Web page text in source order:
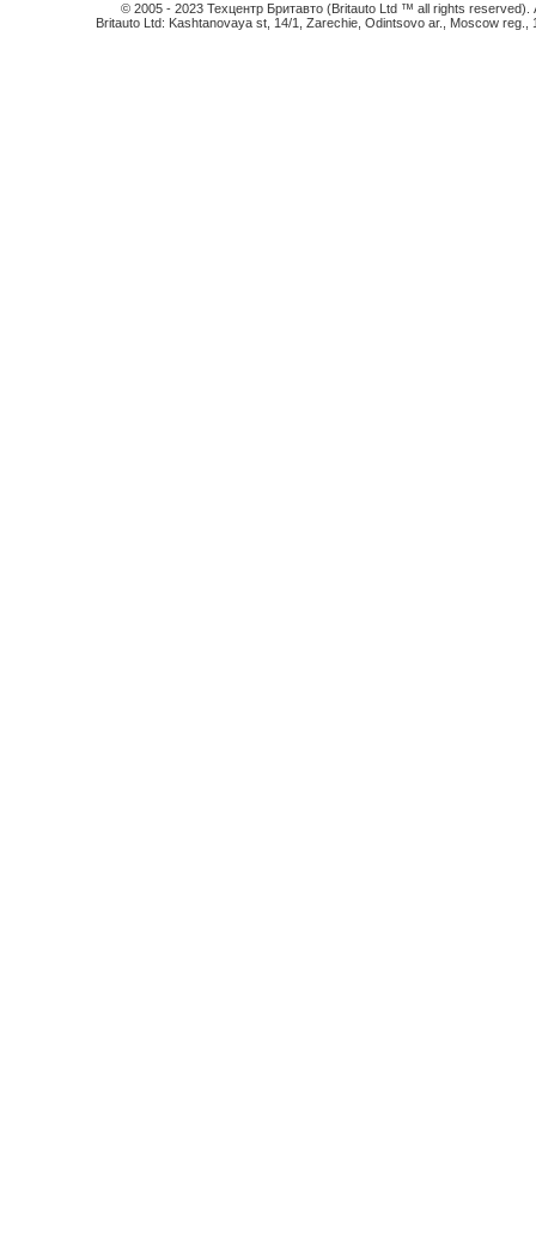
© 2005 - 2023 Техцентр Бритавто (Britauto Ltd ™ all rights
Britauto Ltd: Kashtanovaya st, 14/1, Zarechie, Odintsovo ar., Moscow